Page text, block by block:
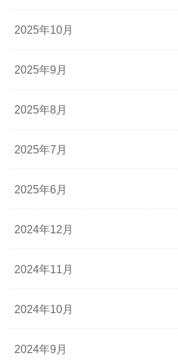
2025年10月
2025年9月
2025年8月
2025年7月
2025年6月
2024年12月
2024年11月
2024年10月
2024年9月